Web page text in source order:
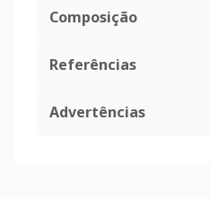
Composição
Referências
Advertências